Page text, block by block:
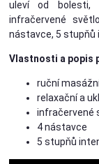
uleví od bolesti,
infračervené
nástavce, 5 stupňů
Vlastnosti a popis
ruční
relaxační a
infračervené
4 nástavce
5 stupňů